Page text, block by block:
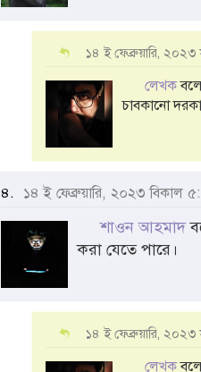
১৪ ই ফেব্রুয়ারি, ২০২৩
লেখক
চাবকানো
৪. ১৪ ই ফেব্রুয়ারি, ২০২৩ বিকাল
শাওন আহমাদ
করা যেতে পারে।
১৪ ই ফেব্রুয়ারি, ২০২৩
লেখক